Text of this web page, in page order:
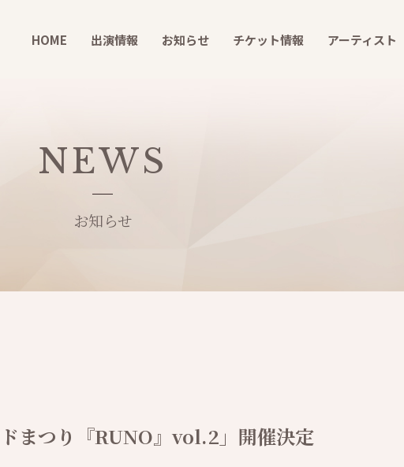
HOME 出演情報 お知らせ チケット情報 アーティスト
NEWS
お知らせ
まつり『RUNO』vol.2」開催決定